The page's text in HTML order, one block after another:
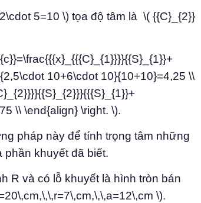
5=10 \) tọa độ tâm là \( {{C}_{2}}
10+6\cdot 10}{10+10}=4,25 \\
\\ \end{align} \right. \).
pháp này để tính trọng tâm những
phần khuyết đã biết.
R và có lỗ khuyết là hình tròn bán
\).